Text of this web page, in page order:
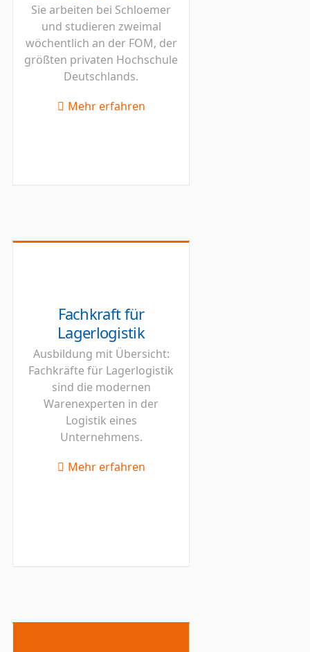
Sie arbeiten bei Schloemer
und studieren zweimal
wöchentlich an der FOM, der
größten privaten Hochschule
Deutschlands.
Mehr erfahren
Fachkraft für
Lagerlogistik
Ausbildung mit Übersicht:
Fachkräfte für Lagerlogistik
sind die modernen
Warenexperten in der
Logistik eines
Unternehmens.
Mehr erfahren